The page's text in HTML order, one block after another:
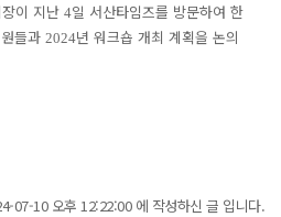
이 지난 4일 서산타임즈를 방문하여 한
들과 2024년 워크숍 개최 계획을 논의
07-10 오후 12:22:00 에 작성하신 글 입니다.